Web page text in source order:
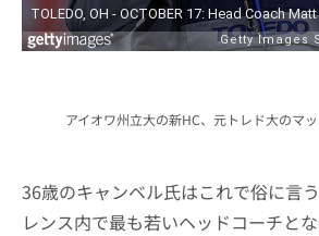
アイオワ州立大の新HC、元トレド大のマ
36歳のキャンベル氏はこれで俗に言
レンス内で最も若いヘッドコーチと